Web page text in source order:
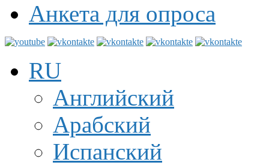
Анкета для опроса
RU
Английский
Арабский
Испанский